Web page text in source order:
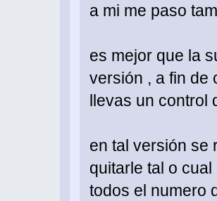
a mi me paso
es mejor que la
versión , a fin de
llevas un control
en tal versión se
quitarle tal o
todos el numero